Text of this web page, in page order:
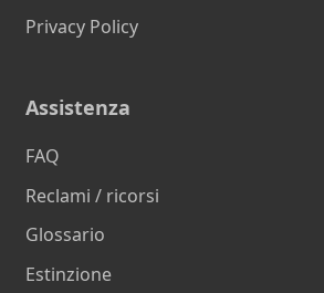
Privacy Policy
Assistenza
FAQ
Reclami / ricorsi
Glossario
Estinzione